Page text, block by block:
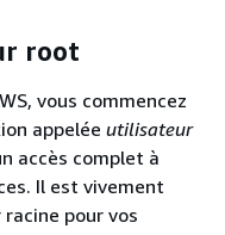
root
vous commencez
appelée utilisateur
accès complet à
Il est vivement
pour vos